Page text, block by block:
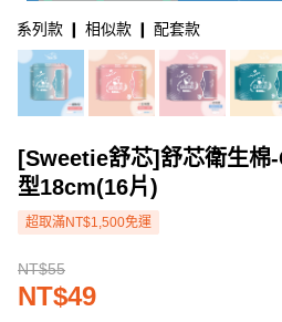
系列款 ❙ 相似款 ❙ 配套款
[Sweetie舒芯]舒芯衛生棉
型18cm(16片)
超取滿NT$1,500免運
NT$55
NT$49